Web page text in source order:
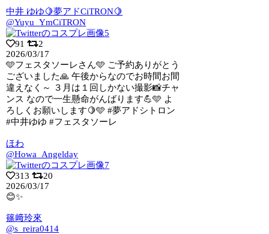
中井 ゆゆ🍋夢アドCiTRON🍋
@Yuyu_YmCiTRON
91
2
2026/03/17
🩵フェスタソーレさん🩵 ご予約ありがとう
ございました🙏 午後からなのでお時間お間
違えなく～ ３月は１回しかない撮影📸チャ
ンス なので一生懸命がんばります💪🩵 よ
ろしくお願いします🍋🩵 #夢アドシトロン
#中井ゆゆ #フェスタソーレ
ほわ
@Howa_Angelday
313
20
2026/03/17
😊✨
篠﨑玲來
@s_reira0414